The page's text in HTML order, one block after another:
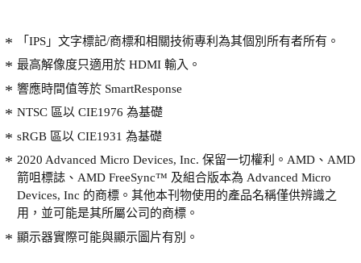
「IPS」文字標記/商標和相關技術專利為其個別所有者所有。
最高解像度只適用於 HDMI 輸入。
響應時間值等於 SmartResponse
NTSC 區以 CIE1976 為基礎
sRGB 區以 CIE1931 為基礎
2020 Advanced Micro Devices, Inc. 保留一切權利。AMD、AMD
箭咀標誌、AMD FreeSync™ 及組合版本為 Advanced Micro
Devices, Inc 的商標。其他本刊物使用的產品名稱僅供辨識之
用，並可能是其所屬公司的商標。
顯示器實際可能與顯示圖片有別。